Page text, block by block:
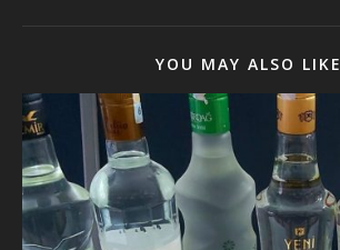
YOU MAY ALSO LIKE